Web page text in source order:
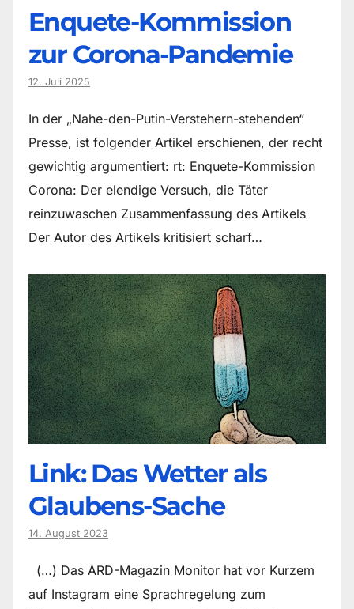
Enquete-Kommission
zur Corona-Pandemie
12. Juli 2025
In der „Nahe-den-Putin-Verstehern-stehenden“
Presse, ist folgender Artikel erschienen, der recht
gewichtig argumentiert: rt: Enquete-Kommission
Corona: Der elendige Versuch, die Täter
reinzuwaschen Zusammenfassung des Artikels
Der Autor des Artikels kritisiert scharf…
Link: Das Wetter als
Glaubens-Sache
14. August 2023
(…) Das ARD-Magazin Monitor hat vor Kurzem
auf Instagram eine Sprachregelung zum